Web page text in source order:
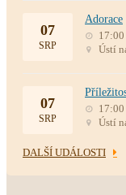
07
SRP
Adorace
Ústí
07
SRP
Ústí
DALŠÍ UDÁLOSTI